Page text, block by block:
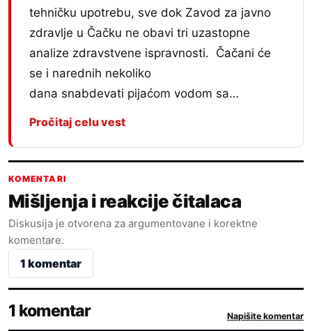
tehničku upotrebu, sve dok Zavod za javno
zdravlje u Čačku ne obavi tri uzastopne
analize zdravstvene ispravnosti. Čačani će
se i narednih nekoliko
dana snabdevati pijaćom vodom sa…
Pročitaj celu vest
KOMENTARI
Mišljenja i reakcije čitalaca
Diskusija je otvorena za argumentovane i korektne
komentare.
1 komentar
1 komentar Napišite komentar